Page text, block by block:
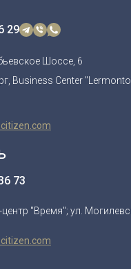
29
Шоссе, 6
Business Center
73
"Время"; ул.